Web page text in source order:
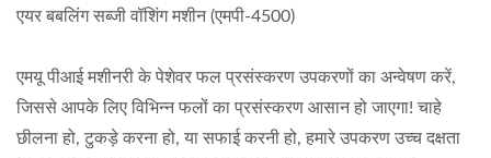
एयर बबलिंग सब्जी वॉशिंग मशीन (एमपी-4500)
एमयू पीआई मशीनरी के पेशेवर फल प्रसंस्करण उपकरणों का अन्वेषण करें,
जिससे आपके लिए विभिन्न फलों का प्रसंस्करण आसान हो जाएगा! चाहे
छीलना हो, टुकड़े करना हो, या सफाई करनी हो, हमारे उपकरण उच्च दक्षता